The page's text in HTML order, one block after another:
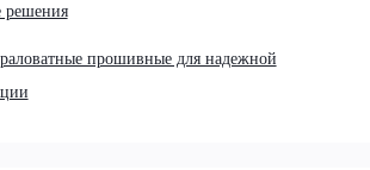
решения
прошивные для надежной